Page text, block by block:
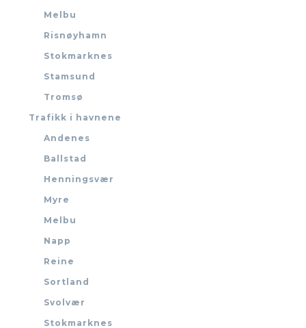
Melbu
Risnøyhamn
Stokmarknes
Stamsund
Tromsø
Trafikk i havnene
Andenes
Ballstad
Henningsvær
Myre
Melbu
Napp
Reine
Sortland
Svolvær
Stokmarknes